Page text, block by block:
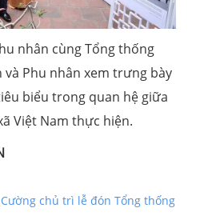
nhân cùng Tổng thống
và Phu nhân xem trưng bày
biểu trong quan hệ giữa
Việt Nam thực hiện.
chủ trì lễ đón Tổng thống